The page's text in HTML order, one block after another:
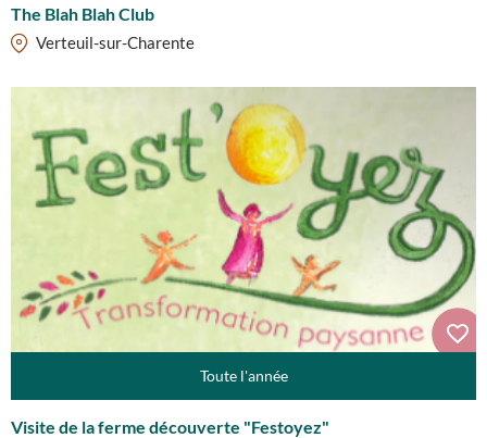
The Blah Blah Club
Verteuil-sur-Charente
Toute l'année
Visite de la ferme découverte "Festoyez"